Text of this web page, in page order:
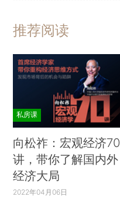
推荐阅读
私房课
向松祚：宏观经济70
讲，带你了解国内外
经济大局
2022年04月06日